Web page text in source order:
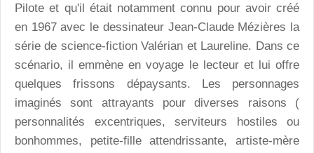
Pilote et qu'il était notamment connu pour avoir créé
en 1967 avec le dessinateur Jean-Claude Mézières la
série de science-fiction Valérian et Laureline. Dans ce
scénario, il emmène en voyage le lecteur et lui offre
quelques frissons dépaysants. Les personnages
imaginés sont attrayants pour diverses raisons (
personnalités excentriques, serviteurs hostiles ou
bonhommes, petite-fille attendrissante, artiste-mère